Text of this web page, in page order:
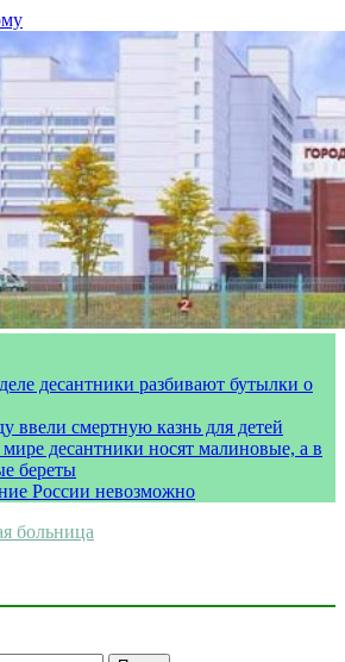
десантники разбивают бутылки о
ввели смертную казнь для детей
десантники носят малиновые, а в
береты
России невозможно
больница